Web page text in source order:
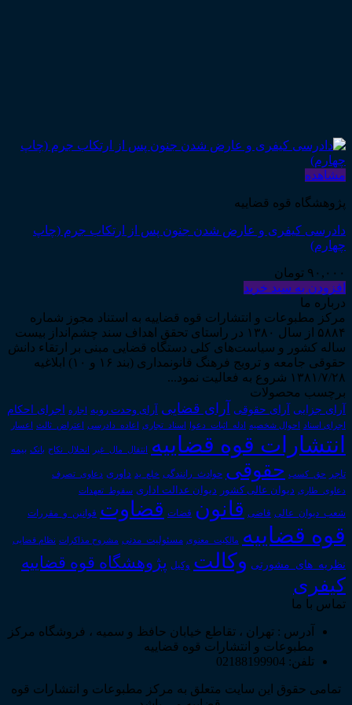
مشاهده
پژوهشگاه قوه قضاییه
دادرسی کیفری و عارض شدن جنون پس از ارتکاب جرم (چاپ
چهارم)
۹۰,۰۰۰ تومان
افزودن به سبد خرید
درباره ما
مرکز مطبوعات و انتشارات قوه قضاییه به استناد مجوز شماره
۵۸۸۴ از سال ۱۳۸۰ در راستای تحقق اهداف سند چشم‌انداز بیست
ساله کشور و سیاست‌های کلی دستگاه قضایی مبنی بر ارتقاء دانش
حقوقی جامعه و ترویج فرهنگ قانونمداری (بند ۱۶ و ۱۰) ابلاغیه
۱۳۸۱/۷/۲۸ شروع به فعالیت نمود...
برچسب محصولات
آرای جزایی آرای حقوقی آرای قضایی آرای وحدت رویه اجاره اجرای احکام
اجرای اسناد احوال شخصیه ادله_اثبات_دعوا اسناد_تجاری اعاده_دادرسی اعتراض_ثالث اعسار
انتشارات قوه قضاییه انتقال_مال_غیر انحلال_نکاح بانک بیمه
تاجر حق_کسب حقوقی حوادث_رانندگی خلع_ید داوری دعاوی_تصرف
دعاوی_طاری دیوان عالی کشور دیوان عدالت اداری سقوط_تعهدات
شعب_دیوان_عالی قاضی قانون قضات قضاوت قوانین_و_مقررات
قوه قضاییه مالکیت_معنوی مسئولیت_مدنی مشروح مذاکرات نظام قضایی
نظریه_های_مشورتی وکالت وکیل پژوهشگاه قوه قضاییه
کیفری
تماس با ما
آدرس : تهران ، تقاطع خیابان حافظ و سمیه ، فروشگاه مرکز
مطبوعات و انتشارات قوه قضاییه
تلفن: 02188199904
تمامی حقوق این سایت متعلق به مرکز مطبوعات و انتشارات قوه